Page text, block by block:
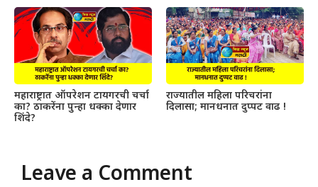
महाराष्ट्रात ऑपरेशन टायगरची चर्चा
का? ठाकरेंना पुन्हा धक्का देणार
शिंदे?
राज्यातील महिला परिचरांना
दिलासा; मानधनात दुप्पट वाढ !
Leave a Comment